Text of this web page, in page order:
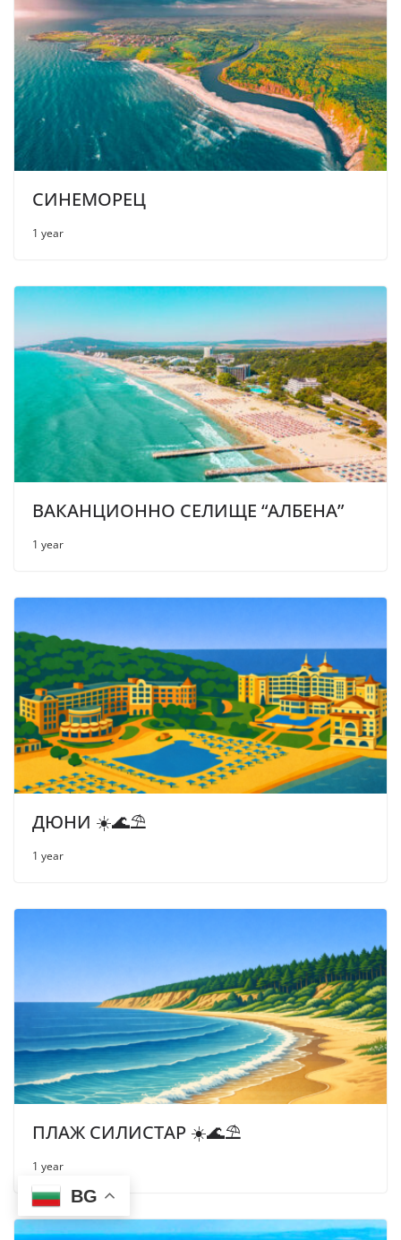
СИНЕМОРЕЦ
1 year
ВАКАНЦИОННО СЕЛИЩЕ “АЛБЕНА”
1 year
ДЮНИ ☀️🌊⛱
1 year
ПЛАЖ СИЛИСТАР ☀️🌊⛱
1 year
BG